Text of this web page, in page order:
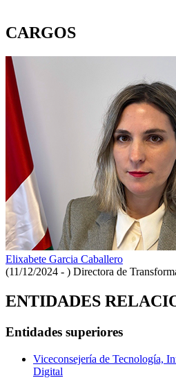
CARGOS
Elixabete Garcia Caballero
(11/12/2024 - ) Directora de
ENTIDADES
Entidades superiores
Viceconsejería de Tecnología,
Digital